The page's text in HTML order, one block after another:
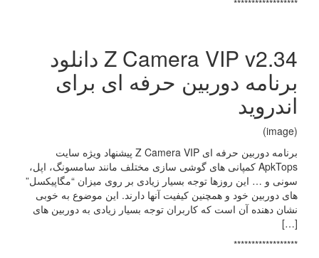
******************
Z Camera VIP v2.34 دانلود
برنامه دوربین حرفه ای برای
اندروید
(image)
برنامه دوربین حرفه ای Z Camera VIP پیشنهاد ویژه سایت
ApkTops کمپانی های گوشی سازی مختلف مانند سامسونگ، اپل،
سونی و … این روزها توجه بسیار زیادی بر روی میزان “مگاپیکسل”
های دوربین خود و همچنین کیفیت آنها دارند. این موضوع به خوبی
نشان دهنده آن است که کاربران توجه بسیار زیادی به دوربین های
[…]
******************